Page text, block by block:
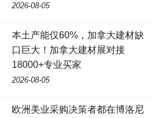
2026-08-05
本土产能仅60%，加拿大建材缺
口巨大！加拿大建材展对接
18000+专业买家
2026-08-05
欧洲美业采购决策者都在博洛尼